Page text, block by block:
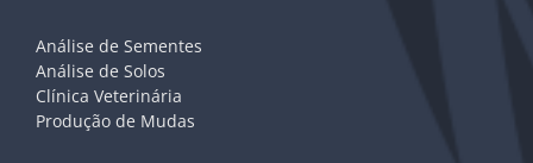
Análise de Sementes
Análise de Solos
Clínica Veterinária
Produção de Mudas